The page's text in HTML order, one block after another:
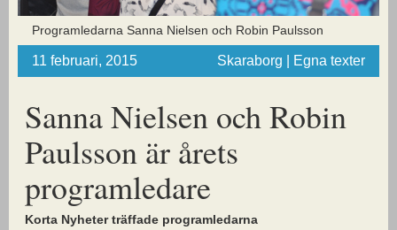
Programledarna Sanna Nielsen och Robin Paulsson
11 februari, 2015 Skaraborg | Egna texter
Sanna Nielsen och Robin
Paulsson är årets
programledare
Korta Nyheter träffade programledarna